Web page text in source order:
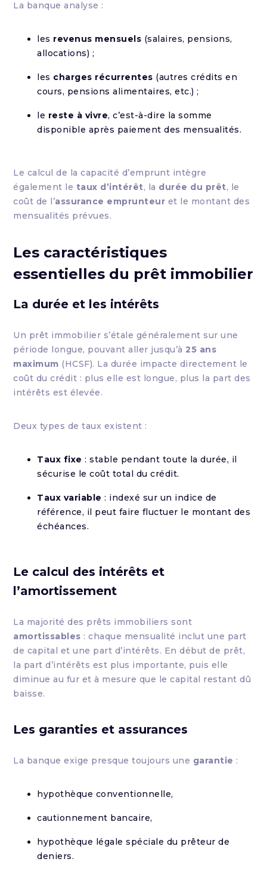
La banque analyse :
les revenus mensuels (salaires, pensions,
allocations) ;
les charges récurrentes (autres crédits en
cours, pensions alimentaires, etc.) ;
le reste à vivre, c’est-à-dire la somme
disponible après paiement des mensualités.
Le calcul de la capacité d’emprunt intègre
également le taux d’intérêt, la durée du prêt, le
coût de l’assurance emprunteur et le montant des
mensualités prévues.
Les caractéristiques
essentielles du prêt immobilier
La durée et les intérêts
Un prêt immobilier s’étale généralement sur une
période longue, pouvant aller jusqu’à 25 ans
maximum (HCSF). La durée impacte directement le
coût du crédit : plus elle est longue, plus la part des
intérêts est élevée.
Deux types de taux existent :
Taux fixe : stable pendant toute la durée, il
sécurise le coût total du crédit.
Taux variable : indexé sur un indice de
référence, il peut faire fluctuer le montant des
échéances.
Le calcul des intérêts et
l’amortissement
La majorité des prêts immobiliers sont
amortissables : chaque mensualité inclut une part
de capital et une part d’intérêts. En début de prêt,
la part d’intérêts est plus importante, puis elle
diminue au fur et à mesure que le capital restant dû
baisse.
Les garanties et assurances
La banque exige presque toujours une garantie :
hypothèque conventionnelle,
cautionnement bancaire,
hypothèque légale spéciale du prêteur de
deniers.